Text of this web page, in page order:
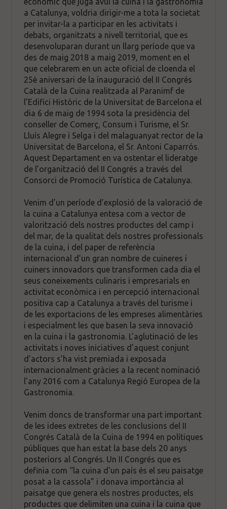
a Catalunya, voldria dirigir-me a tota la societat
per invitar-la a participar en les activitats i
debats, organitzats a nivell territorial, que es
desenvoluparan durant un llarg període que va
des de maig 2018 a maig 2019, moment en el
que celebrarem en un acte oficial de cloenda el
25è aniversari de la inauguració del II Congrés
Català de la Cuina realitzada al Paranimf de
l’Edifici Històric de la Universitat de Barcelona el
dia 6 de maig de 1994 sota la presidència del
conseller de Comerç, Consum i Turisme, el Sr.
Lluís Alegre i Selga i del malaguanyat rector de la
Universitat de Barcelona, el Sr. Antoni Caparrós.
Aquest Departament en va ostentar el lideratge
de l’organització del II Congrés a través del
Consorci de Promoció Turística de Catalunya.
Venim d’un període d’explosió de la valoració de
la cuina a Catalunya entesa com a vector de
valorització dels nostres productes del camp i
del mar, de la qualitat dels nostres professionals
de la cuina, i del paper de referència
internacional d’un gran nombre de cuineres i
cuiners innovadors que transformen cada dia el
seus coneixements culinaris i empresarials en
activitat econòmica i en percepció internacional
positiva cap a Catalunya a través del turisme i
de les exportacions de les empreses alimentàries
i especialment les que basen la seva innovació
en la cuina i la gastronomia. L’aglutinació de les
activitats i noves iniciatives d’aquest conjunt
d’actors s’ha vist premiada i exposada
internacionalment gràcies a la recent nominació
l’any 2016 com a Catalunya Regió Europea de la
Gastronomia.
Venim doncs de transformar una part important
de les idees extretes de les conclusions del II
Congrés Català de la Cuina de 1994 en polítiques
públiques que han estat la base dels 20 anys
posteriors al Congrés. Un II Congrés que es
definia com “la cuina d’un país és el seu paisatge
posat a la cassola” i donava importància al
paisatge que genera els nostres productes, els
productes que delimiten una cuina i la cuina que